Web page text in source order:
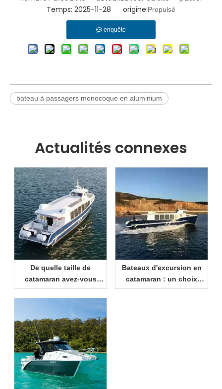
Temps: 2025-11-28 origine:Propulsé
enquête
bateau à passagers monocoque en aluminium
Actualités connexes
De quelle taille de
catamaran avez-vous
besoin ? Un guide
acheteurs
Bateaux d'excursion en
catamaran : un choix
intelligent pour les